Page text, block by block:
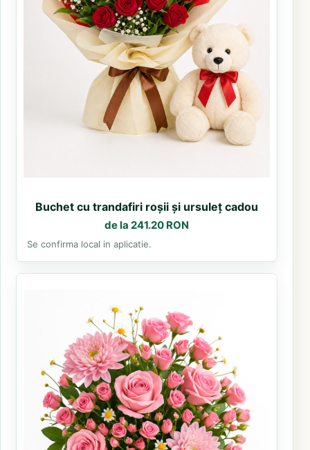
Buchet cu trandafiri roșii și ursuleț cadou
de la 241.20 RON
Se confirma local in aplicatie.